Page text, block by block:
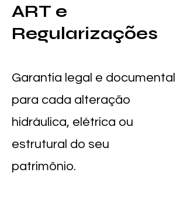
ART e
Regularizações
Garantia legal e documental
para cada alteração
hidráulica, elétrica ou
estrutural do seu
patrimônio.